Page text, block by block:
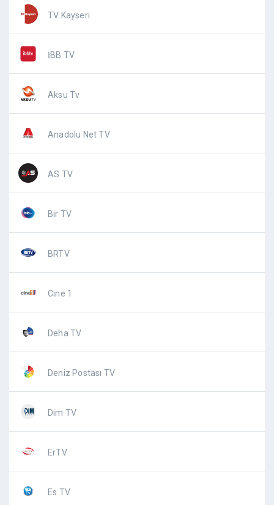
TV Kayseri
İBB TV
Aksu Tv
Anadolu Net TV
AS TV
Bir TV
BRTV
Cine 1
Deha TV
Deniz Postası TV
Dim TV
ErTV
Es TV